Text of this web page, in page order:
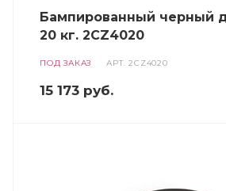
Бампированный черный
20 кг. 2CZ4020
ПОД ЗАКАЗ АРТ.2CZ4020
15 173 руб.